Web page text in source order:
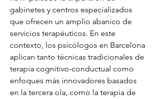
gabinetes y centros especializados
que ofrecen un amplio abanico de
servicios terapéuticos. En este
contexto, los psicólogos en Barcelona
aplican tanto técnicas tradicionales de
terapia cognitivo-conductual como
enfoques más innovadores basados
en la tercera ola, como la terapia de